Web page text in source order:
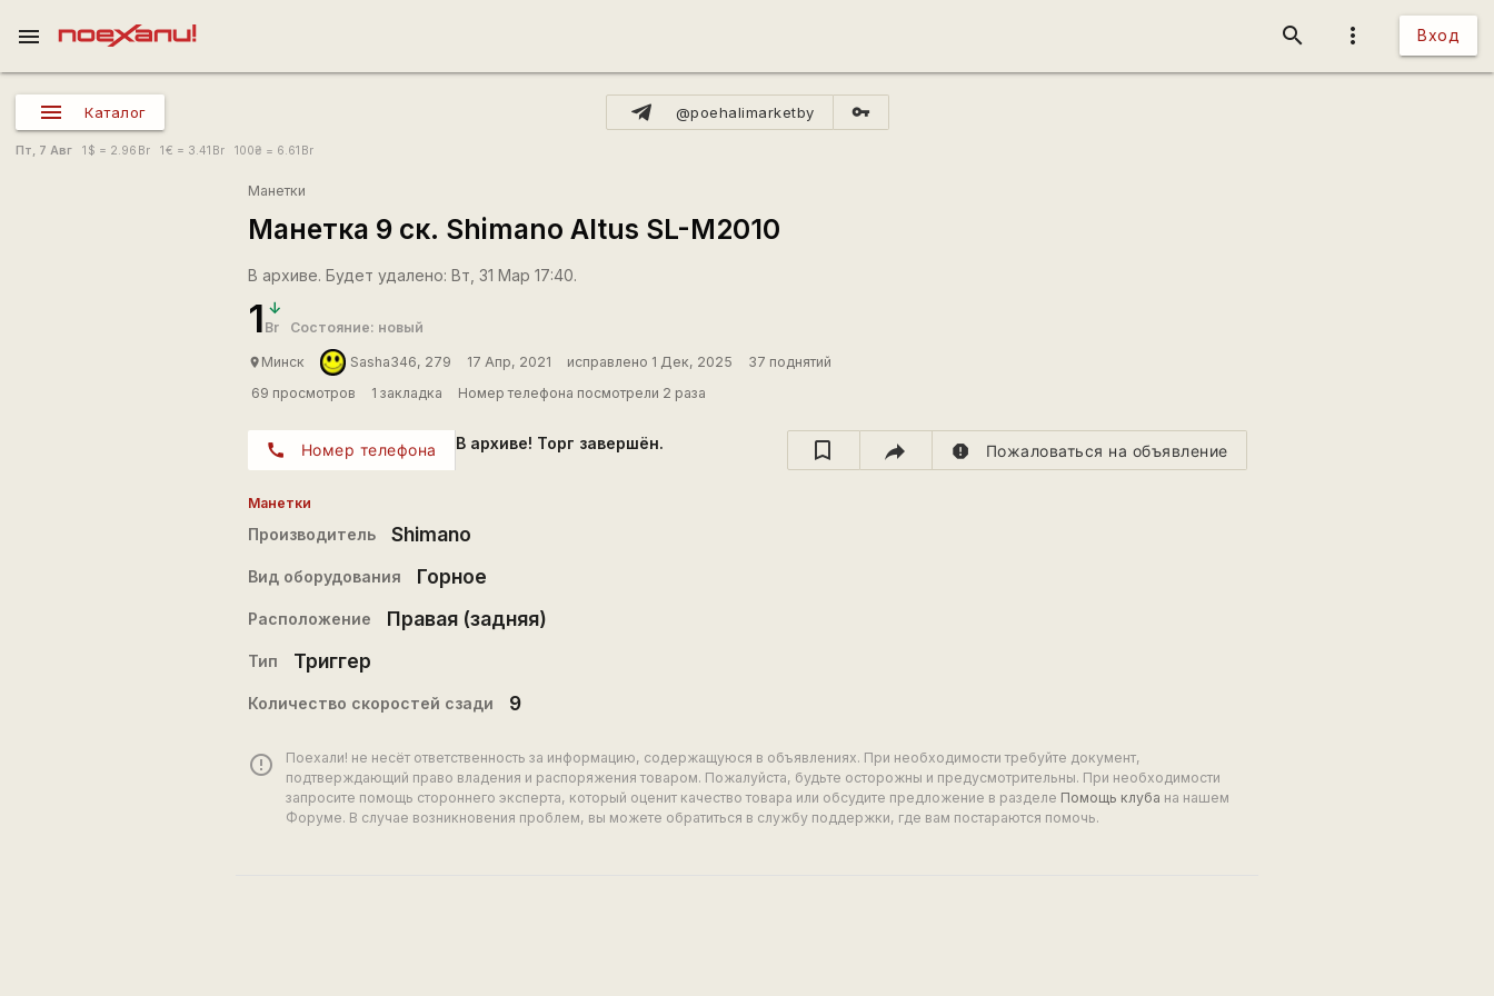
more_vert Вход
search
menu
Каталог @poehalimarketby vpn_key
Пт, 7 Авг 1 $ = 2.96 Br 1€ = 3.41 Br 100₴ = 6.61 Br
Манетки
Манетка 9 ск. Shimano Altus SL-M2010
В архиве. Будет удалено: Вт, 31 Мар 17:40.
1 Br Состояние: новый
place Минск Sasha346, 279 17 Апр, 2021 исправлено 1 Дек, 2025
37 поднятий
69 просмотров
1 закладка Номер телефона посмотрели 2 раза
call Номер телефона В архиве! Торг завершён. report Пожаловаться на объявление
Манетки
Производитель Shimano
Вид оборудования Горное
Расположение Правая (задняя)
Тип Триггер
Количество скоростей сзади 9
error_outline
Поехали! не несёт ответственность за информацию, содержащуюся в объявлениях. При необходимости требуйте документ,
подтверждающий право владения и распоряжения товаром. Пожалуйста, будьте осторожны и предусмотрительны. При необходимости
запросите помощь стороннего эксперта, который оценит качество товара или обсудите предложение в разделе Помощь клуба на нашем
Форуме. В случае возникновения проблем, вы можете обратиться в службу поддержки, где вам постараются помочь.